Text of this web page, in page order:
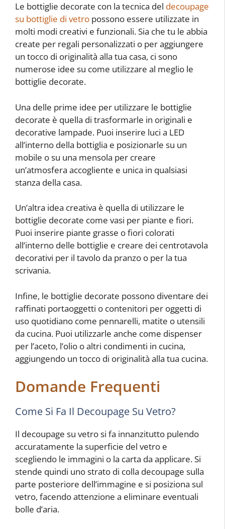
Le bottiglie decorate con la tecnica del decoupage
su bottiglie di vetro possono essere utilizzate in
molti modi creativi e funzionali. Sia che tu le abbia
create per regali personalizzati o per aggiungere
un tocco di originalità alla tua casa, ci sono
numerose idee su come utilizzare al meglio le
bottiglie decorate.
Una delle prime idee per utilizzare le bottiglie
decorate è quella di trasformarle in originali e
decorative lampade. Puoi inserire luci a LED
all’interno della bottiglia e posizionarle su un
mobile o su una mensola per creare
un’atmosfera accogliente e unica in qualsiasi
stanza della casa.
Un’altra idea creativa è quella di utilizzare le
bottiglie decorate come vasi per piante e fiori.
Puoi inserire piante grasse o fiori colorati
all’interno delle bottiglie e creare dei centrotavola
decorativi per il tavolo da pranzo o per la tua
scrivania.
Infine, le bottiglie decorate possono diventare dei
raffinati portaoggetti o contenitori per oggetti di
uso quotidiano come pennarelli, matite o utensili
da cucina. Puoi utilizzarle anche come dispenser
per l’aceto, l’olio o altri condimenti in cucina,
aggiungendo un tocco di originalità alla tua cucina.
Domande Frequenti
Come Si Fa Il Decoupage Su Vetro?
Il decoupage su vetro si fa innanzitutto pulendo
accuratamente la superficie del vetro e
scegliendo le immagini o la carta da applicare. Si
stende quindi uno strato di colla decoupage sulla
parte posteriore dell’immagine e si posiziona sul
vetro, facendo attenzione a eliminare eventuali
bolle d’aria.